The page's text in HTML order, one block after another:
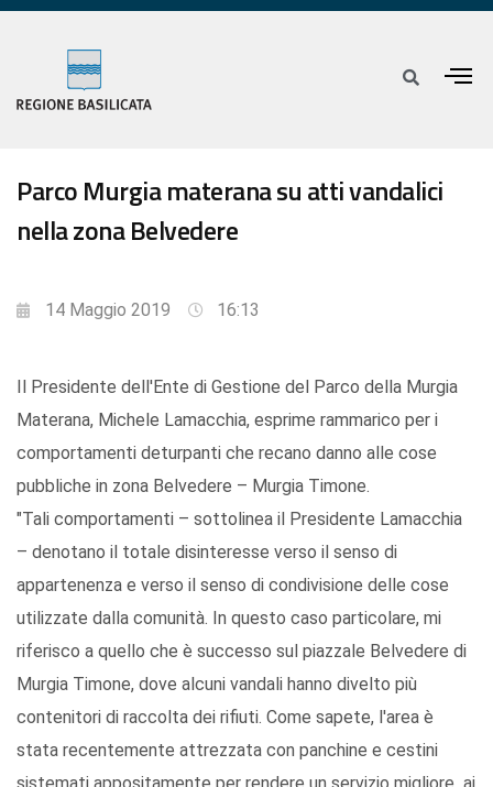
Parco Murgia materana su atti vandalici
nella zona Belvedere
14 Maggio 2019 16:13
Il Presidente dell'Ente di Gestione del Parco della Murgia
Materana, Michele Lamacchia, esprime rammarico per i
comportamenti deturpanti che recano danno alle cose
pubbliche in zona Belvedere – Murgia Timone.
"Tali comportamenti – sottolinea il Presidente Lamacchia
– denotano il totale disinteresse verso il senso di
appartenenza e verso il senso di condivisione delle cose
utilizzate dalla comunità. In questo caso particolare, mi
riferisco a quello che è successo sul piazzale Belvedere di
Murgia Timone, dove alcuni vandali hanno divelto più
contenitori di raccolta dei rifiuti. Come sapete, l'area è
stata recentemente attrezzata con panchine e cestini